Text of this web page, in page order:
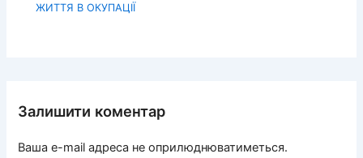
ЖИТТЯ В ОКУПАЦІЇ
Залишити коментар
Ваша e-mail адреса не оприлюднюватиметься.